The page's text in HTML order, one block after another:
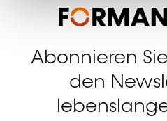
Abonnieren
den